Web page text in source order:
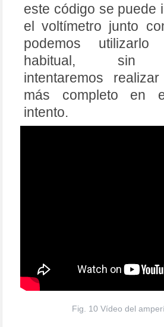
este código se puede
el voltímetro junto
podemos
habitual, sin
intentaremos
más completo en
intento.
Fig. 10 Vídeo del